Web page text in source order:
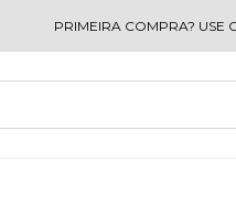
PRIMEIRA COMPRA? USE